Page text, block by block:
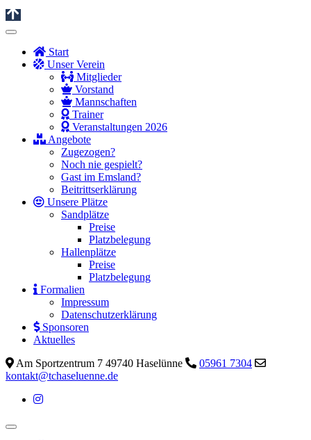
Start
Unser Verein
Mitglieder
Vorstand
Mannschaften
Trainer
Veranstaltungen 2026
Angebote
Zugezogen?
Noch nie gespielt?
Gast im Emsland?
Beitrittserklärung
Unsere Plätze
Sandplätze
Preise
Platzbelegung
Hallenplätze
Preise
Platzbelegung
Formalien
Impressum
Datenschutzerklärung
Sponsoren
Aktuelles
Am Sportzentrum 7 49740 Haselünne
05961 7304
kontakt@tchaseluenne.de